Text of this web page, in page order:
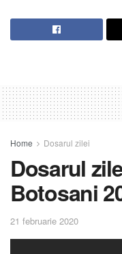
Home Dosarul zilei
Dosarul
Botosani
21 februarie 2020